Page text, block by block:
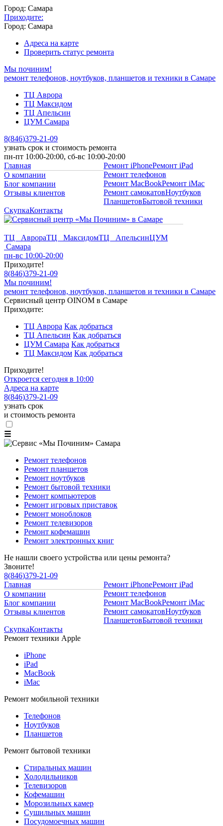
Город: Самара
Приходите:
Город: Самара
Адреса на карте
Проверить статус ремонта
Мы починим!
ремонт телефонов, ноутбуков, планшетов и техники в Самаре
ТЦ Аврора
ТЦ Максидом
ТЦ Апельсин
ЦУМ Самара
8(846)379-21-09
узнать срок и стоимость ремонта
пн-пт 10:00-20:00, сб-вс 10:00-20:00
Главная
О компании
Блог компании
Отзывы клиентов
Ремонт iPhoneРемонт iPad
Ремонт телефонов
Ремонт MacBookРемонт iMac
Ремонт самокатовНоутбуков
ПланшетовБытовой техники
СкупкаКонтакты
ТЦ АврораТЦ МаксидомТЦ АпельсинЦУМ
Самара
пн-вс 10:00-20:00
Приходите!
8(846)379-21-09
Мы починим!
ремонт телефонов, ноутбуков, планшетов и техники в Самаре
Сервисный центр OINOM в Самаре
Приходите:
ТЦ Аврора Как добраться
ТЦ Апельсин Как добраться
ЦУМ Самара Как добраться
ТЦ Максидом Как добраться
Приходите!
Откроется сегодня в 10:00
Адреса на карте
8(846)379-21-09
узнать срок
и стоимость ремонта
☰
Ремонт телефонов
Ремонт планшетов
Ремонт ноутбуков
Ремонт бытовой техники
Ремонт компьютеров
Ремонт игровых приставок
Ремонт моноблоков
Ремонт телевизоров
Ремонт кофемашин
Ремонт электронных книг
Не нашли своего устройства или цены ремонта?
Звоните!
8(846)379-21-09
Главная
О компании
Блог компании
Отзывы клиентов
Ремонт iPhoneРемонт iPad
Ремонт телефонов
Ремонт MacBookРемонт iMac
Ремонт самокатовНоутбуков
ПланшетовБытовой техники
СкупкаКонтакты
Ремонт техники Apple
iPhone
iPad
MacBook
iMac
Ремонт мобильной техники
Телефонов
Ноутбуков
Планшетов
Ремонт бытовой техники
Стиральных машин
Холодильников
Телевизоров
Кофемашин
Морозильных камер
Сушильных машин
Посудомоечных машин